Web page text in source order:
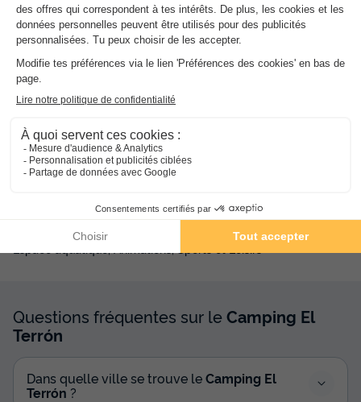
Ouvert de mars à septembre
Espagnol
Voiture conseillée
NRA :
Activités et animations proposées
Questions fréquentes sur leCamping El
Terrón
Dans quelle ville se trouve leCamping El
Terrón ?